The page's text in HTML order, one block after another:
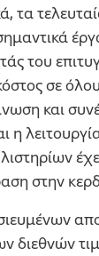
τα
του
σε
και
η
στην
διεθνών